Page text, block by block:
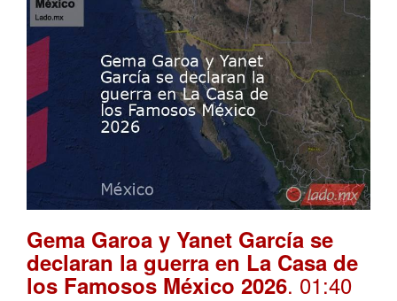
Gema Garoa y Yanet García se
declaran la guerra en La Casa de
los Famosos México 2026. 01:40